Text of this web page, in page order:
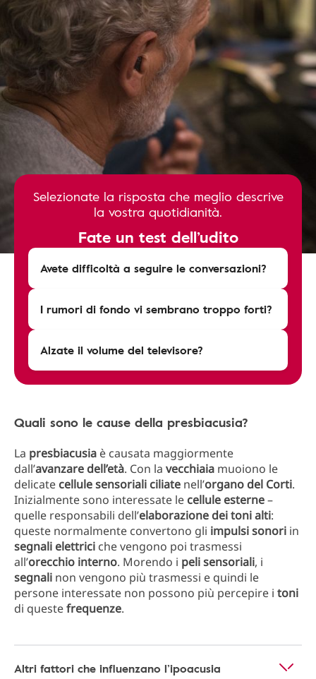
Selezionate la risposta che meglio descrive
la vostra quotidianità.
Fate un test dell’udito
Avete difficoltà a seguire le conversazioni?
I rumori di fondo vi sembrano troppo forti?
Alzate il volume del televisore?
Quali sono le cause della presbiacusia?
La presbiacusia è causata maggiormente
dall’avanzare dell’età. Con la vecchiaia muoiono le
delicate cellule sensoriali ciliate nell’organo del Corti.
Inizialmente sono interessate le cellule esterne–
quelle responsabili dell’elaborazione dei toni alti:
queste normalmente convertono gli impulsi sonori in
segnali elettrici che vengono poi trasmessi
all’orecchio interno. Morendo i peli sensoriali, i
segnali non vengono più trasmessi e quindi le
persone interessate non possono più percepire i toni
di questefrequenze.
Altri fattori che influenzano l’ipoacusia